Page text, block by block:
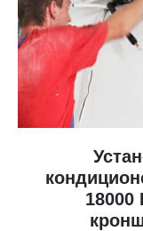
18000